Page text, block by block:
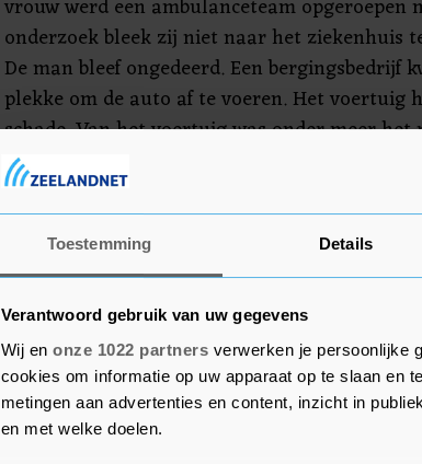
Toestemming Details
Verantwoord gebruik van uw gegevens
Wij en onze 1022 partners verwerken je persoonlijke
cookies om informatie op uw apparaat op te slaan en
metingen aan advertenties en content, inzicht in
en met welke doelen.
vrouw werd een ambulanceteam opgeroepen
onderzoek bleek zij niet naar het ziekenhuis
De man bleef ongedeerd. Een bergingsbedrijf
plekke om de auto af te voeren. Het voertuig
schade. Van het voertuig was onder meer het
achterwiel afgebroken. Vanwege het ongeluk
Zwaanweg tijdelijk deels afgesloten tussen de
Dishoekseweg en de Galgeweg. Rond 00.10
weg weer worden vrijgegeven.